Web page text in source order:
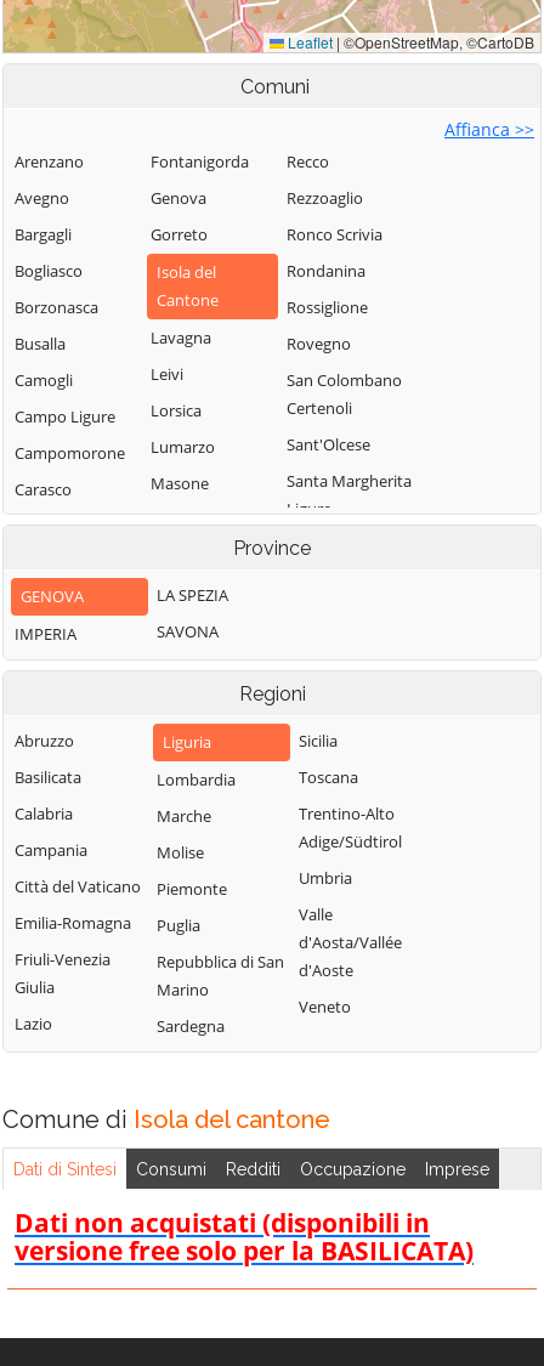
Comuni
Affianca >>
Arenzano
Avegno
Bargagli
Bogliasco
Borzonasca
Busalla
Camogli
Campo Ligure
Campomorone
Carasco
Casarza Ligure
Castiglione
Chiavarese
Ceranesi
Cicagna
Cogoleto
Cogorno
Coreglia Ligure
Crocefieschi
Davagna
Fascia
Favale di Malvaro
Fontanigorda
Genova
Gorreto
Isola del
Cantone
Lavagna
Leivi
Lorsica
Lumarzo
Masone
Mele
Mignanego
Moconesi
Moneglia
Montebruno
Montoggio
Ne
Neirone
Orero
Pieve Ligure
Portofino
Propata
Rapallo
Recco
Rezzoaglio
Ronco Scrivia
Rondanina
Rossiglione
Rovegno
San Colombano
Certenoli
Sant'Olcese
Santa Margherita
Ligure
Santo Stefano
Sestri Levante
Sori
Tiglieto
Vobbia
Zoagli
Province
GENOVA
IMPERIA
LA SPEZIA
SAVONA
Regioni
Abruzzo
Basilicata
Calabria
Campania
Città del Vaticano
Emilia-Romagna
Friuli-Venezia
Giulia
Lazio
Liguria
Lombardia
Marche
Molise
Piemonte
Puglia
Repubblica di San
Marino
Sardegna
Sicilia
Toscana
Trentino-Alto
Adige/Südtirol
Umbria
Valle
d'Aosta/Vallée
d'Aoste
Veneto
Comune di Isola del cantone
Dati di Sintesi Consumi Redditi Occupazione Imprese
Dati non acquistati (disponibili in
versione free solo per la BASILICATA)